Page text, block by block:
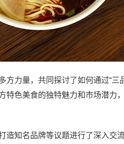
力量，共同探讨了如何通过“三
色美食的独特魅力和市场潜力
知名品牌等议题进行了深入交